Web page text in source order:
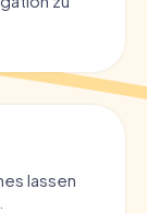
lassen